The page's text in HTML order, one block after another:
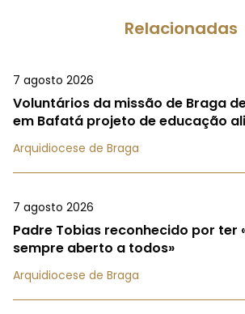
Relacionadas
7 agosto 2026
Voluntários da missão de Braga
em Bafatá projeto de educação
Arquidiocese de Braga
7 agosto 2026
Padre Tobias reconhecido por ter
sempre aberto a todos»
Arquidiocese de Braga